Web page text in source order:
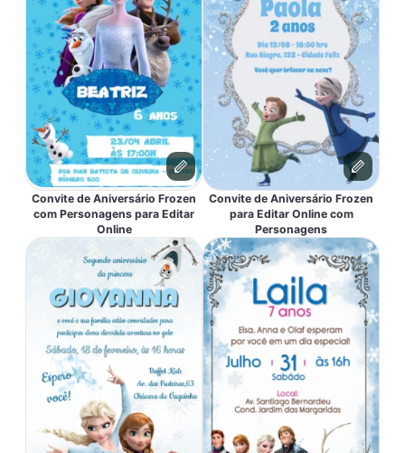
Convite de Aniversário Frozen
com Personagens para Editar
Online
Convite de Aniversário Frozen
para Editar Online com
Personagens